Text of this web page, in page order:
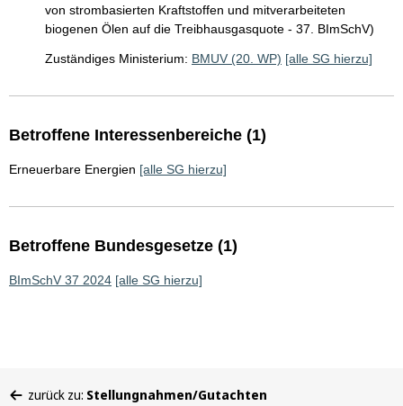
von strombasierten Kraftstoffen und mitverarbeiteten
biogenen Ölen auf die Treibhausgasquote - 37. BImSchV)
Zuständiges Ministerium: BMUV (20. WP) [alle SG hierzu]
Betroffene Interessenbereiche (1)
Erneuerbare Energien [alle SG hierzu]
Betroffene Bundesgesetze (1)
BImSchV 37 2024 [alle SG hierzu]
zurück zu: Stellungnahmen/Gutachten